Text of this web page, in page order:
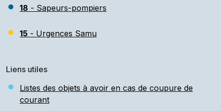
18 - Sapeurs-pompiers
15 - Urgences Samu
Liens utiles
Listes des objets à avoir en cas de coupure de
courant